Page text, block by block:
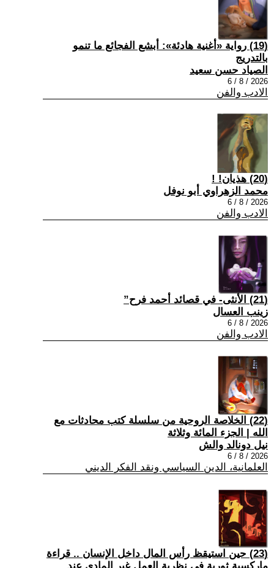
(19) رواية «أغنية هادئة»: أبشع الفجائع ما تنمو
بالتدريج
الصياد حسن سعيد
2026 / 8 / 6
الادب والفن
(20) هذيان! !
محمد الزهراوي أبو نوفل
2026 / 8 / 6
الادب والفن
(21) الأنثى- في قصائد أحمد فرح”
زينب العسال
2026 / 8 / 6
الادب والفن
(22) الخلاصة الروحية من سلسلة كتب محادثات مع
الله | الجزء المائة وثلاثة
نيل دونالد والش
2026 / 8 / 6
العلمانية، الدين السياسي ونقد الفكر الديني
(23) حين استيقظ رأس المال داخل الإنسان .. قراءة